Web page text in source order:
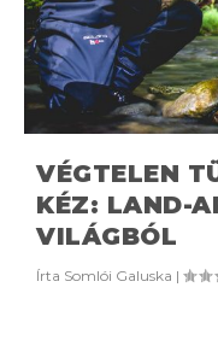
VÉGTELEN
KÉZ: LAND-
VILÁGBÓL
Írta Somlói Galuska |